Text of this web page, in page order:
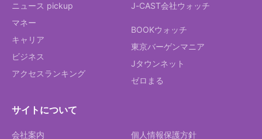
ニュース pickup
マネー
キャリア
ビジネス
アクセスランキング
J-CAST会社ウォッチ
BOOKウォッチ
東京バーゲンマニア
Jタウンネット
ゼロまる
サイトについて
会社案内 個人情報保護方針